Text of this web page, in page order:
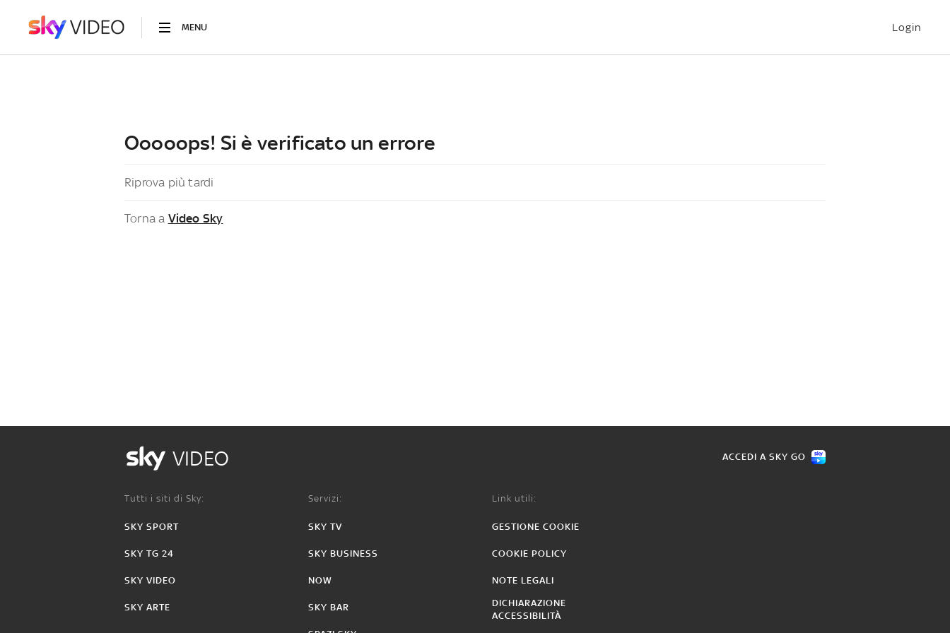
MENU Login
Ooooops! Si è verificato un errore
Riprova più tardi
Torna a Video Sky
VIDEO ACCEDI A SKY GO
Tutti i siti di Sky:
SKY SPORT
SKY TG 24
SKY VIDEO
SKY ARTE
Servizi:
SKY TV
SKY BUSINESS
NOW
SKY BAR
Link utili:
GESTIONE COOKIE
COOKIE POLICY
NOTE LEGALI
DICHIARAZIONE
ACCESSIBILITÀ